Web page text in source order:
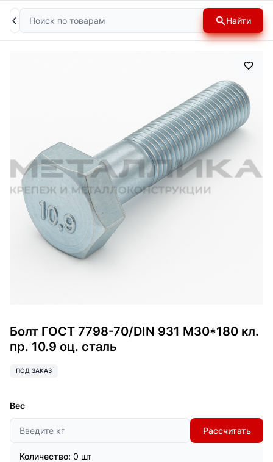
Поиск Найти
Болт ГОСТ 7798-70/DIN 931 М30*180 кл.
пр. 10.9 оц. сталь
ПОД ЗАКАЗ
Вес
Рассчитать
Количество: 0 шт